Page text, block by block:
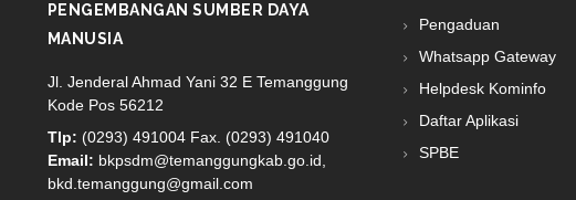
PENGEMBANGAN SUMBER DAYA
MANUSIA
Jl. Jenderal Ahmad Yani 32 E Temanggung
Kode Pos 56212
Tlp: (0293) 491004 Fax. (0293) 491040
Email: bkpsdm@temanggungkab.go.id,
bkd.temanggung@gmail.com
Pengaduan
Whatsapp Gateway
Helpdesk Kominfo
Daftar Aplikasi
SPBE